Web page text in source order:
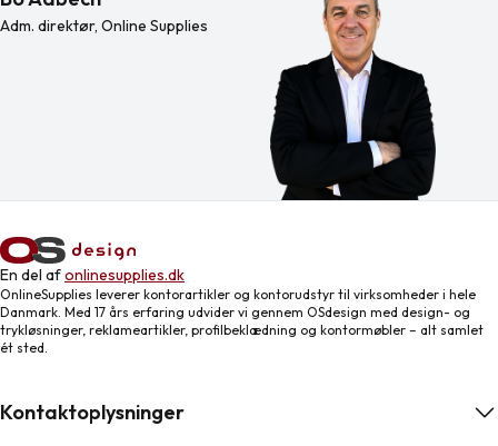
Adm. direktør, Online Supplies
En del afonlinesupplies.dk
OnlineSupplies leverer kontorartikler og kontorudstyr til virksomheder i hele
Danmark. Med 17 års erfaring udvider vi gennem OSdesign med design- og
trykløsninger, reklameartikler, profilbeklædning og kontormøbler – alt samlet
ét sted.
Kontaktoplysninger